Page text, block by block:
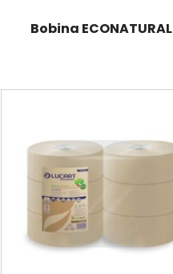
Bobina ECONATURAL